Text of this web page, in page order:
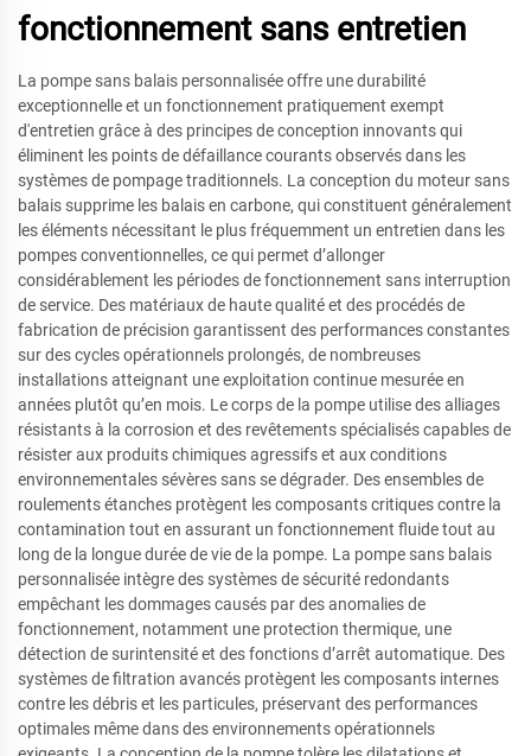
fonctionnement sans entretien
La pompe sans balais personnalisée offre une durabilité
exceptionnelle et un fonctionnement pratiquement exempt
d'entretien grâce à des principes de conception innovants qui
éliminent les points de défaillance courants observés dans les
systèmes de pompage traditionnels. La conception du moteur sans
balais supprime les balais en carbone, qui constituent généralement
les éléments nécessitant le plus fréquemment un entretien dans les
pompes conventionnelles, ce qui permet d’allonger
considérablement les périodes de fonctionnement sans interruption
de service. Des matériaux de haute qualité et des procédés de
fabrication de précision garantissent des performances constantes
sur des cycles opérationnels prolongés, de nombreuses
installations atteignant une exploitation continue mesurée en
années plutôt qu’en mois. Le corps de la pompe utilise des alliages
résistants à la corrosion et des revêtements spécialisés capables de
résister aux produits chimiques agressifs et aux conditions
environnementales sévères sans se dégrader. Des ensembles de
roulements étanches protègent les composants critiques contre la
contamination tout en assurant un fonctionnement fluide tout au
long de la longue durée de vie de la pompe. La pompe sans balais
personnalisée intègre des systèmes de sécurité redondants
empêchant les dommages causés par des anomalies de
fonctionnement, notamment une protection thermique, une
détection de surintensité et des fonctions d’arrêt automatique. Des
systèmes de filtration avancés protègent les composants internes
contre les débris et les particules, préservant des performances
optimales même dans des environnements opérationnels